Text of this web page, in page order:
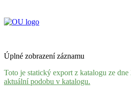
Úplné zobrazení záznamu
Toto je statický export z katalogu ze dne
aktuální podobu v katalogu.